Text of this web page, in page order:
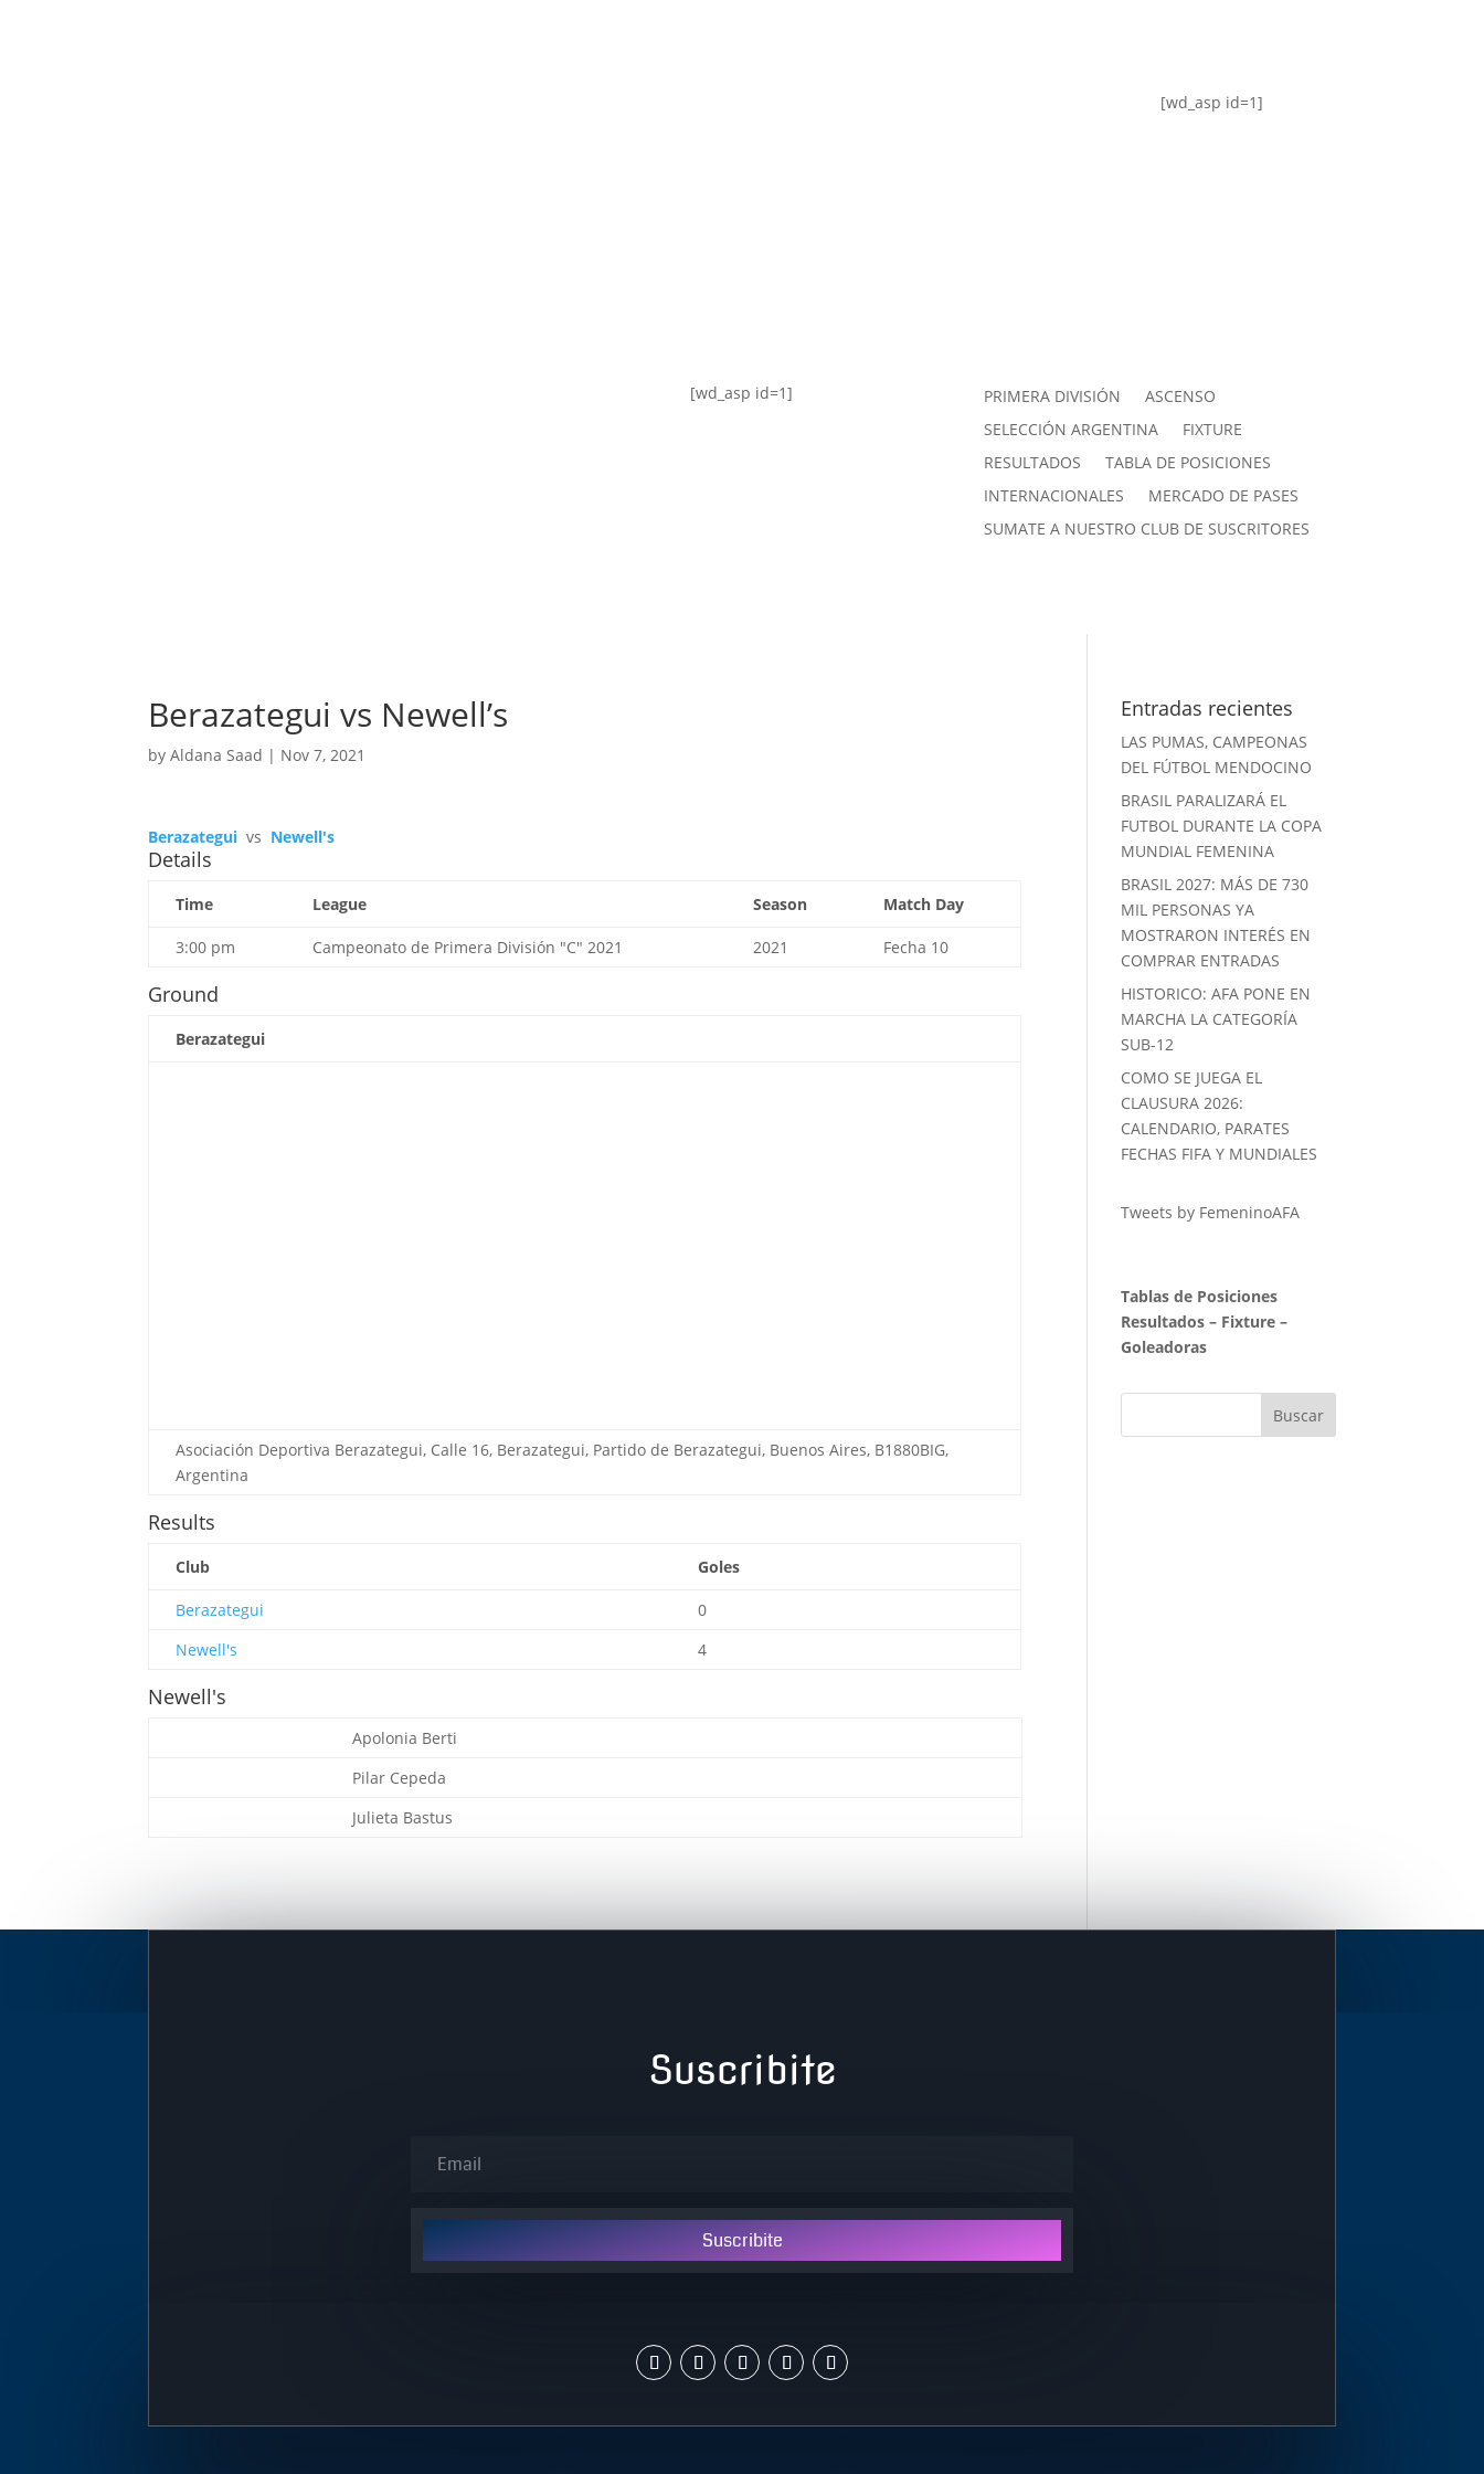
[wd_asp id=1]
[wd_asp id=1] PRIMERA DIVISIÓN
ASCENSO
SELECCIÓN ARGENTINA
FIXTURE
RESULTADOS
TABLA DE POSICIONES
INTERNACIONALES
MERCADO DE PASES
SUMATE A NUESTRO CLUB DE SUSCRITORES
Berazategui vs Newell’s
byAldana Saad | Nov 7, 2021
Berazategui vs Newell's
Details
Time League Season Match Day
3:00 pm Campeonato de Primera División "C" 2021 2021 Fecha 10
Ground
Berazategui
Asociación Deportiva Berazategui, Calle 16, Berazategui, Partido de Berazategui, Buenos Aires, B1880BIG,
Argentina
Results
Club Goles
Berazategui
0
Newell's
4
Newell's
Apolonia Berti
Pilar Cepeda
Julieta Bastus
Entradas recientes
LAS PUMAS, CAMPEONAS
DEL FÚTBOL MENDOCINO
BRASIL PARALIZARÁ EL
FUTBOL DURANTE LA COPA
MUNDIAL FEMENINA
BRASIL 2027: MÁS DE 730
MIL PERSONAS YA
MOSTRARON INTERÉS EN
COMPRAR ENTRADAS
HISTORICO: AFA PONE EN
MARCHA LA CATEGORÍA
SUB-12
COMO SE JUEGA EL
CLAUSURA 2026:
CALENDARIO, PARATES
FECHAS FIFA Y MUNDIALES
Tweets by FemeninoAFA
Tablas de Posiciones
Resultados – Fixture –
Goleadoras
Suscribite
Suscribite